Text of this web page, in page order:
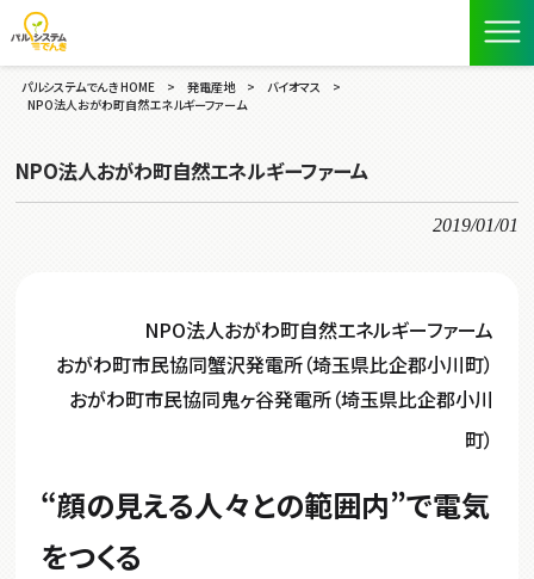
パルシステムでんき HOME > 発電産地 > バイオマス
>
NPO法人おがわ町自然エネルギーファーム
NPO法人おがわ町自然エネルギーファーム
2019/01/01
NPO法人おがわ町自然エネルギーファーム
おがわ町市民協同蟹沢発電所（埼玉県比企郡小川町）
おがわ町市民協同鬼ヶ谷発電所（埼玉県比企郡小川
町）
“顔の見える人々との範囲内”で電気
をつくる